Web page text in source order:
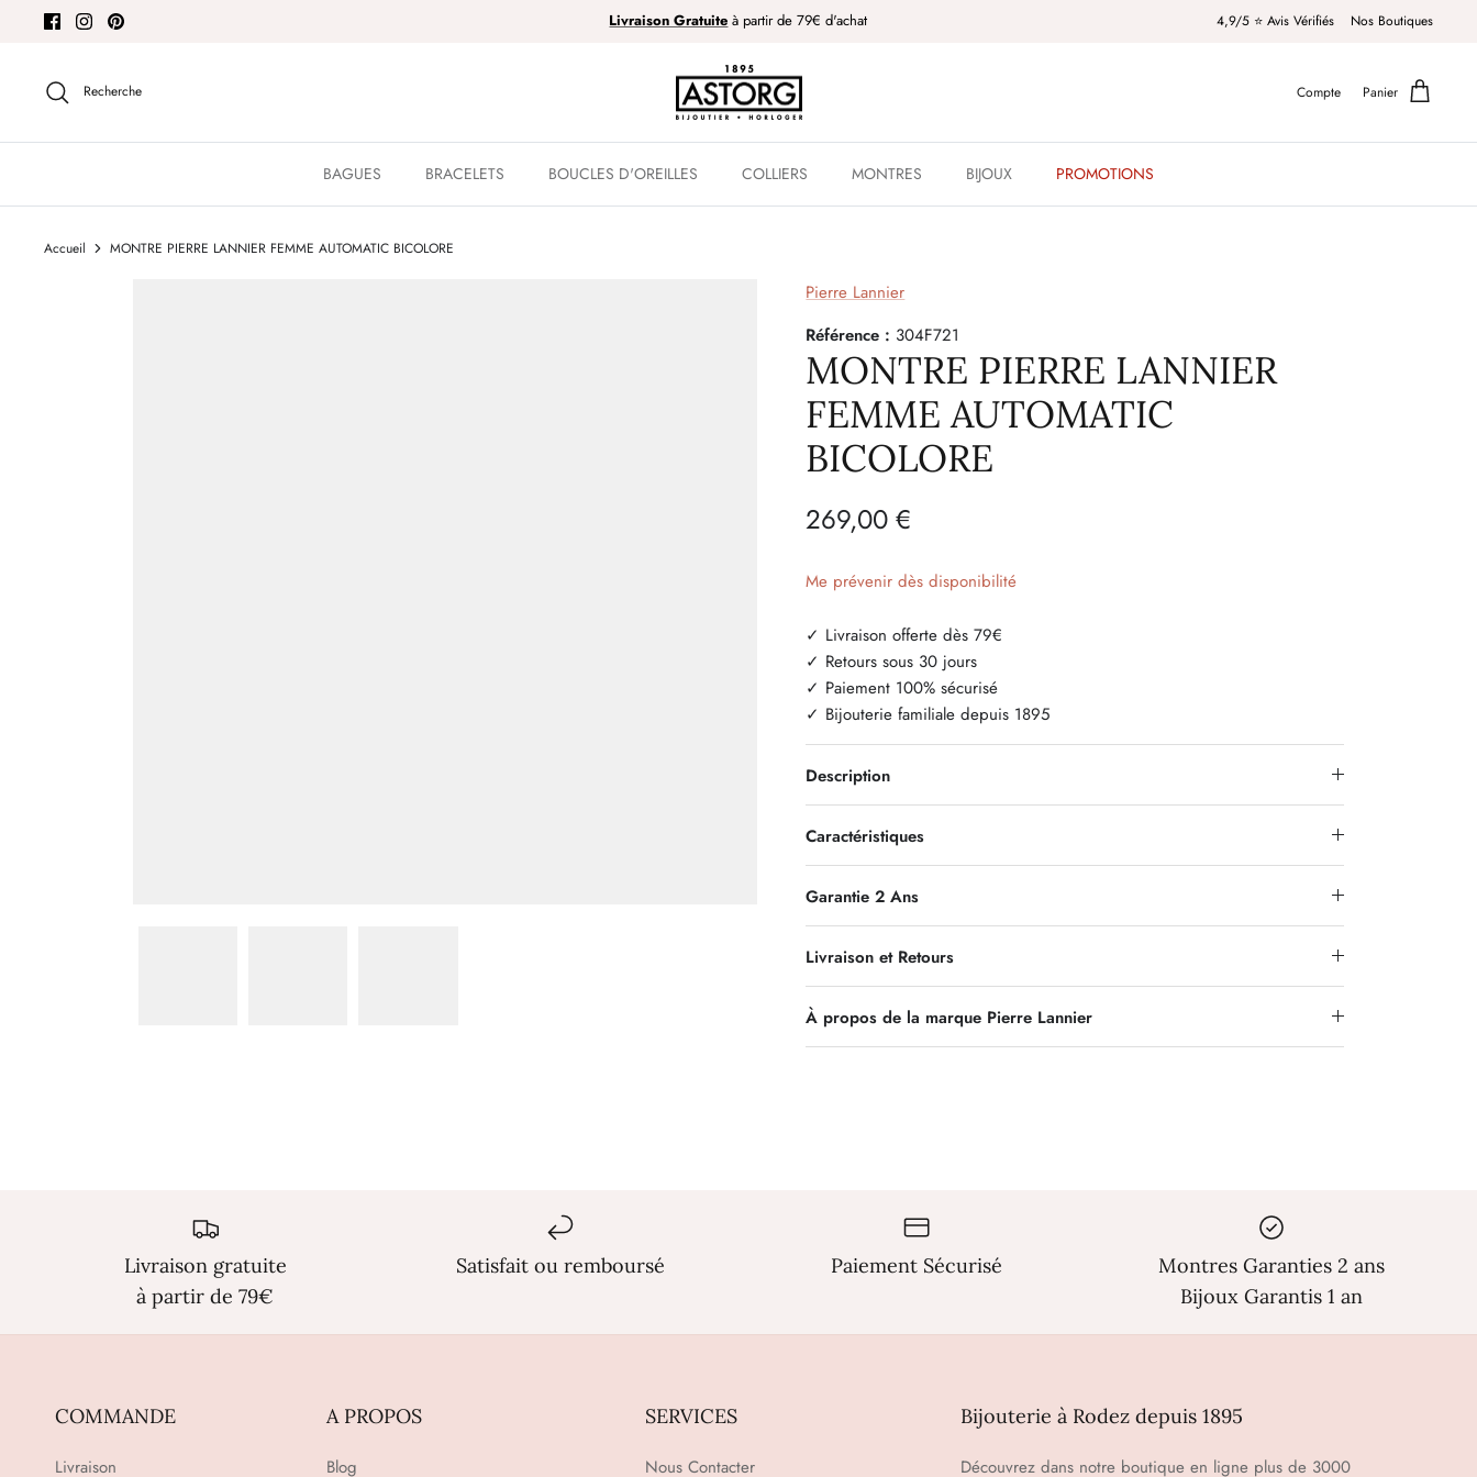
Livraison Gratuite à partir de 79€ d'achat 4,9/5 ⭐️ Avis Vérifiés Nos Boutiques
Recherche Compte Panier
BAGUES BRACELETS BOUCLES D'OREILLES COLLIERS MONTRES BIJOUX PROMOTIONS
Accueil MONTRE PIERRE LANNIER FEMME AUTOMATIC BICOLORE
Pierre Lannier
Référence : 304F721
MONTRE PIERRE LANNIER
FEMME AUTOMATIC
BICOLORE
269,00 €
Me prévenir dès disponibilité
✓ Livraison offerte dès 79€
✓ Retours sous 30 jours
✓ Paiement 100% sécurisé
✓ Bijouterie familiale depuis 1895
Description
Caractéristiques
Garantie 2 Ans
Livraison et Retours
À propos de la marque Pierre Lannier
Livraison gratuite
à partir de 79€
Satisfait ou remboursé Paiement Sécurisé
Montres Garanties 2 ans
Bijoux Garantis 1 an
COMMANDE
Livraison
A PROPOS
Blog
SERVICES
Nous Contacter
Bijouterie à Rodez depuis 1895
Découvrez dans notre boutique en ligne plus de 3000